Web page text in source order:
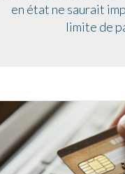
en état ne saurait
limite de